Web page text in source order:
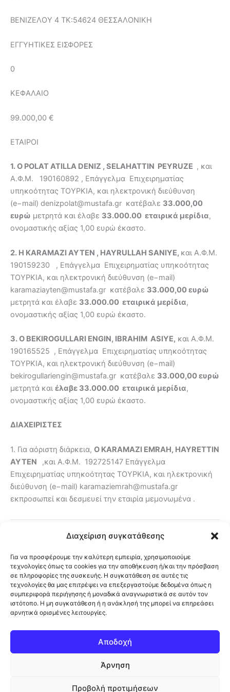
Διαχείριση συγκατάθεσης
Για να προσφέρουμε την καλύτερη εμπειρία, χρησιμοποιούμε
τεχνολογίες όπως τα cookies για την αποθήκευση ή/και την πρόσβαση
σε πληροφορίες της συσκευής. Η συγκατάθεση σε αυτές τις
τεχνολογίες θα μας επιτρέψει να επεξεργαστούμε δεδομένα όπως η
συμπεριφορά περιήγησης ή μοναδικά αναγνωριστικά σε αυτόν τον
ιστότοπο. Η μη συγκατάθεση ή η ανάκλησή της μπορεί να επηρεάσει
αρνητικά ορισμένες λειτουργίες.
Αποδοχή
Άρνηση
Προβολή προτιμήσεων
ΒΕΝΙΖΕΛΟΥ 4 ΤΚ:54624 ΘΕΣΣΑΛΟΝΙΚΗ
ΕΓΓΥΗΤΙΚΕΣ ΕΙΣΦΟΡΕΣ
0
ΚΕΦΑΛΑΙΟ
99.000,00 €
ΕΤΑΙΡΟI
1. O POLAT ATILLA DENIZ , SELAHATTIN PEYRUZE , και
Α.Φ.Μ. 190160892 , Επάγγελμα Επιχειρηματίας
υπηκοότητας ΤΟΥΡΚΙΑ, και ηλεκτρονική διεύθυνση
(e−mail) denizpolat@mustafa.gr κατέβαλε 33.000,00
ευρώ μετρητά και έλαβε 33.000.00 εταιρικά μερίδια,
ονομαστικής αξίας 1,00 ευρώ έκαστο.
2. Η KARAMAZI AYTEN , HAYRULLAH SANIYE, και Α.Φ.Μ.
190159230 , Επάγγελμα Επιχειρηματίας υπηκοότητας
ΤΟΥΡΚΙΑ, και ηλεκτρονική διεύθυνση (e−mail)
karamaziayten@mustafa.gr κατέβαλε 33.000,00 ευρώ
μετρητά και έλαβε 33.000.00 εταιρικά μερίδια,
ονομαστικής αξίας 1,00 ευρώ έκαστο.
3. O BEKIROGULLARI ENGIN, IBRAHIM ASIYE, και Α.Φ.Μ.
190165525 , Επάγγελμα Επιχειρηματίας υπηκοότητας
ΤΟΥΡΚΙΑ, και ηλεκτρονική διεύθυνση (e−mail)
bekirogullariengin@mustafa.gr κατέβαλε 33.000,00 ευρώ
μετρητά και έλαβε 33.000.00 εταιρικά μερίδια,
ονομαστικής αξίας 1,00 ευρώ έκαστο.
ΔΙΑΧΕΙΡΙΣΤEΣ
1. Για αόριστη διάρκεια, Ο KARAMAZI EMRAH, HAYRETTIN
AYTEN
,και Α.Φ.Μ. 192725147 Επάγγελμα
Επιχειρηματίας υπηκοότητας ΤΟΥΡΚΙΑ, και ηλεκτρονική
διεύθυνση (e−mail) karamaziemrah@mustafa.gr
εκπροσωπεί και δεσμευεί την εταιρία μεμονωμένα .
Paylaş / Κοινοποίηση: Facebook X
WhatsApp LinkedIn Viber